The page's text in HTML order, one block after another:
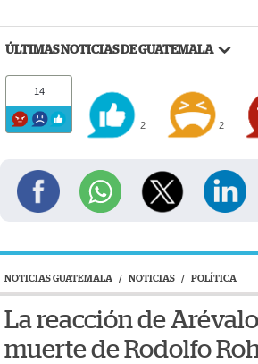
ÚLTIMAS NOTICIAS DE GUATEMALA
14
2 2
NOTICIAS GUATEMALA / NOTICIAS / POLÍTICA
La reacción de
muerte de Rodolfo